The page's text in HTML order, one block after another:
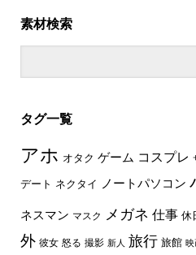
素材検索
タグ一覧
アホ オタク ゲーム コスプレ
デート ネクタイ ノートパソコン
ネスマン マスク メガネ 仕事 休
外 彼女 怒る 撮影 新人 旅行 旅館 映